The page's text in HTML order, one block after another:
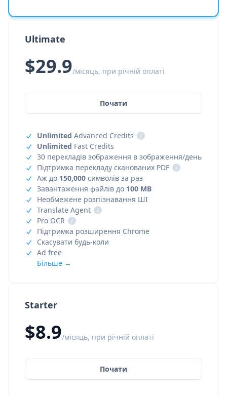
Starter
$8.9/місяць, при річній оплаті
Почати
Ultimate
$29.9/місяць, при річній оплаті
Почати
Unlimited Advanced Credits
i
Unlimited Fast Credits
30 перекладів зображення в зображення/день
Підтримка перекладу сканованих PDF
i
Аж до 150,000 символів за раз
Завантаження файлів до 100 MB
Необмежене розпізнавання ШІ
Translate Agent
i
Pro OCR
i
Підтримка розширення Chrome
Скасувати будь-коли
Ad free
Більше →